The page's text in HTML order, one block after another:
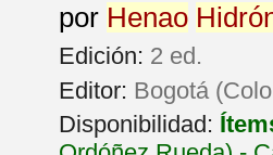
por Henao
Edición: 2 ed.
Editor: Bogotá
Disponibilidad: